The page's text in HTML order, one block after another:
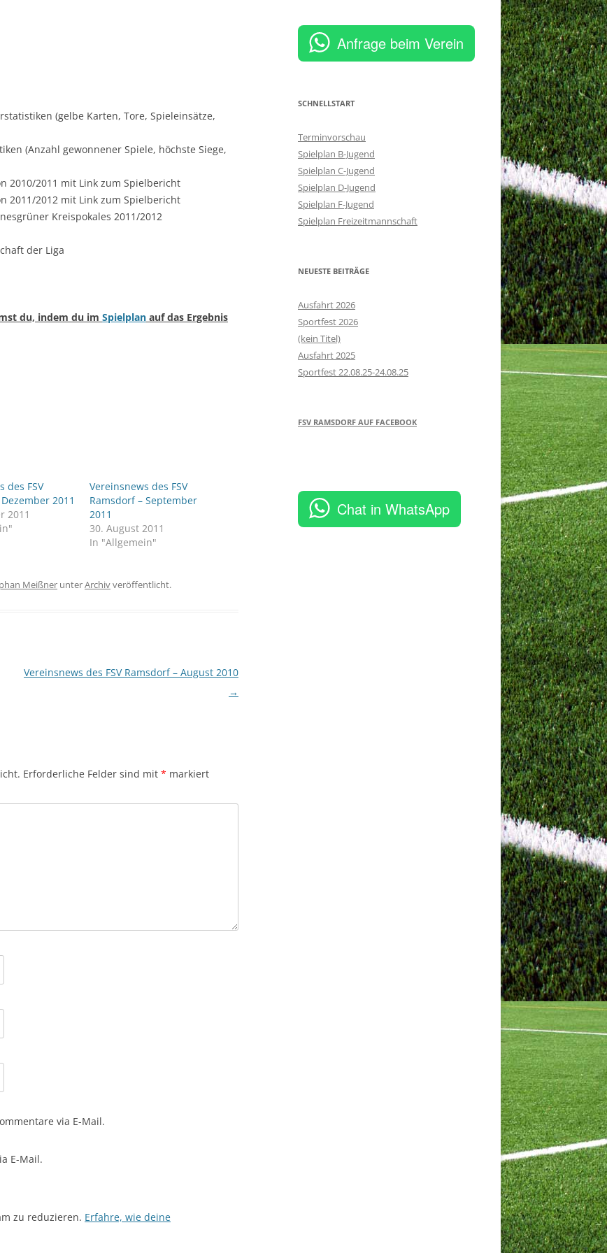
(gelbe Karten, Tore, Spieleinsätze,
(Anzahl gewonnener Spiele, höchste Siege,
2010/2011 mit Link zum Spielbericht
2011/2012 mit Link zum Spielbericht
Kreispokales 2011/2012
der Liga
du, indem du im Spielplan auf das Ergebnis
des FSV
2011
2011
Vereinsnews des FSV
Ramsdorf – September
2011
30. August 2011
In "Allgemein"
Meißner unterArchivveröffentlicht.
Vereinsnews des FSV Ramsdorf – August 2010
→
Erforderliche Felder sind mit * markiert
via E-Mail.
E-Mail.
zu reduzieren. Erfahre, wie deine
Anfrage beim Verein
SCHNELLSTART
Terminvorschau
Spielplan B-Jugend
Spielplan C-Jugend
Spielplan D-Jugend
Spielplan F-Jugend
Spielplan Freizeitmannschaft
NEUESTE BEITRÄGE
Ausfahrt 2026
Sportfest 2026
(kein Titel)
Ausfahrt 2025
Sportfest 22.08.25-24.08.25
FSV RAMSDORF AUF FACEBOOK
Chat in WhatsApp